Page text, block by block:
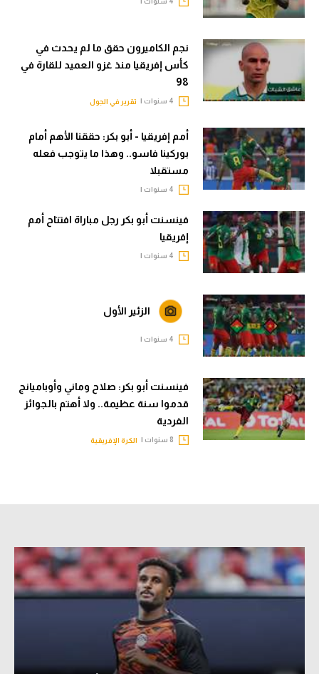
كرة طائرة
الوطن العربي
في المونديال
آسيا
أمريكا
ركن الألعاب
أقسام خاصة
Gamers
تحقيق في الجول
تقرير في الجول
حكايات في الجول
كويز في الجول
نجم الكاميرون حقق ما لم يحدث في
كأس إفريقيا منذ غزو العميد للقارة في
98
تقرير في الجول
أمم إفريقيا - أبو بكر: حققنا الأهم أمام
بوركينا فاسو.. وهذا ما يتوجب فعله
مستقبلا
فينسنت أبو بكر رجل مباراة افتتاح أمم
إفريقيا
الزئير الأول
فينسنت أبو بكر: صلاح وماني وأوباميانج
قدموا سنة عظيمة.. ولا أهتم بالجوائز
الفردية
الكرة الإفريقية